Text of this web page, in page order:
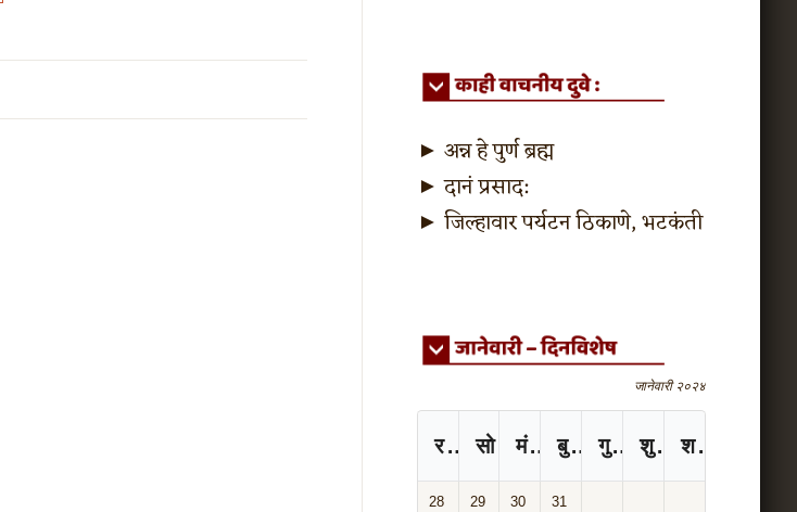
► अन्न हे पुर्ण ब्रह्म
►दानं प्रसाद:
► जिल्हावार पर्यटन ठिकाणे, भटकंती
रविवार सोमवार मंगळवार बुधवार गुरुवार शुक्रवार शनिवार
जानेवारी २०२४
28 29 30 31